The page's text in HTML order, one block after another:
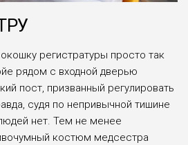
регистратуры просто так
рядом с входной дверью
пост, призванный регулировать
судя по непривычной тишине
нет. Тем не менее
костюм медсестра